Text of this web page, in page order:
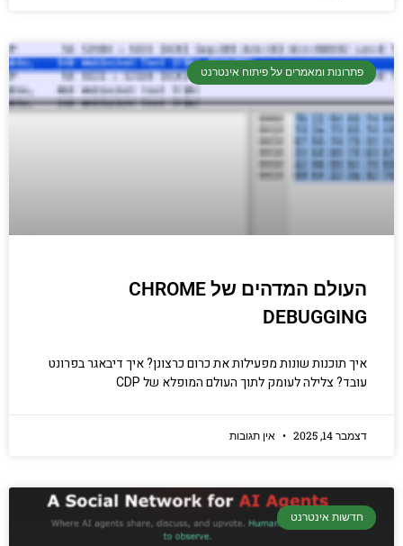
פתרונות ומאמרים על פיתוח אינטרנט
העולם המדהים של CHROME
DEBUGGING
איך תוכנות שונות מפעילות את כרום כרצונן? איך דיבאגר בפרונט
עובד? צלילה לעומק לתוך העולם המופלא של CDP
דצמבר 14, 2025 אין תגובות
חדשות אינטרנט